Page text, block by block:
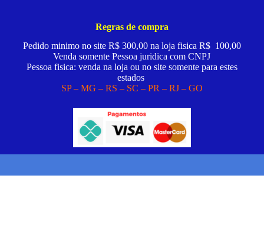
Regras de compra
Pedido minimo no site R$ 300,00 na loja fisica R$ 100,00
Venda somente Pessoa juridica com CNPJ
Pessoa fisica: venda na loja ou no site somente para estes
estados
SP – MG – RS – SC – PR – RJ – GO